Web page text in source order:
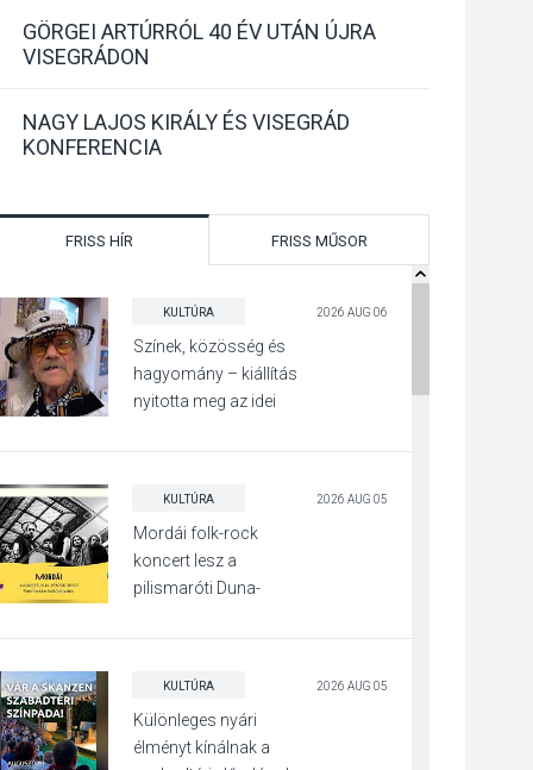
GÖRGEI ARTÚRRÓL 40 ÉV UTÁN ÚJRA
VISEGRÁDON
NAGY LAJOS KIRÁLY ÉS VISEGRÁD
KONFERENCIA
FRISS HÍR FRISS MŰSOR
KULTÚRA 2026 AUG 06
Színek, közösség és
hagyomány – kiállítás
nyitotta meg az idei
KULTÚRA 2026 AUG 05
Mordái folk-rock
koncert lesz a
pilismaróti Duna-
KULTÚRA 2026 AUG 05
Különleges nyári
élményt kínálnak a